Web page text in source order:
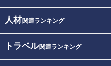
人材関連ランキング
トラベル関連ランキング